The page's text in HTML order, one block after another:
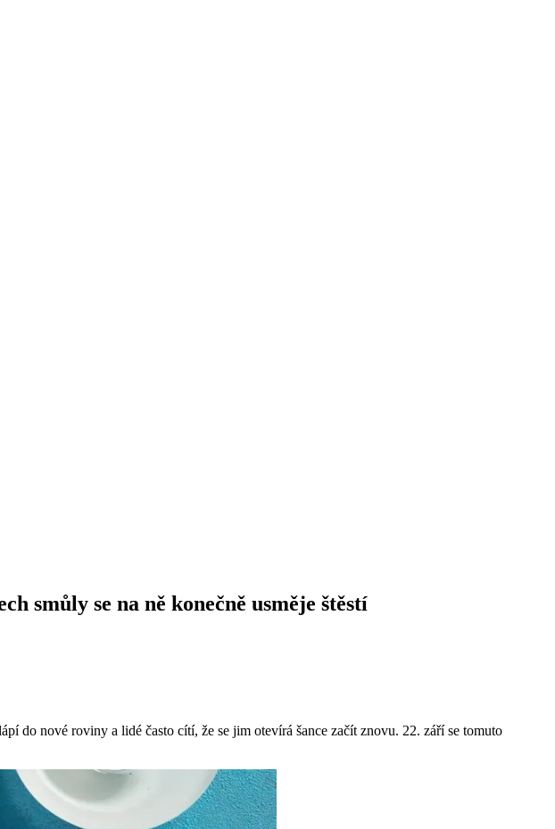
smůly se na ně konečně usměje štěstí
do nové roviny a lidé často cítí, že se jim otevírá šance začít znovu. 22. září se tomuto